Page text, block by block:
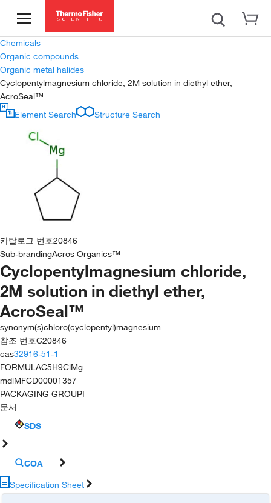
Chemicals
Organic compounds
Organic metal halides
Cyclopentylmagnesium chloride, 2M solution in diethyl ether,
AcroSeal™
Element Search
Structure Search
카탈로그 번호20846
Sub-brandingAcros Organics™
Cyclopentylmagnesium chloride,
2M solution in diethyl ether,
AcroSeal™
synonym(s)chloro(cyclopentyl)magnesium
참조 번호C20846
cas32916-51-1
FORMULAC5H9ClMg
mdlMFCD00001357
PACKAGING GROUPI
문서
SDS
COA
Specification Sheet